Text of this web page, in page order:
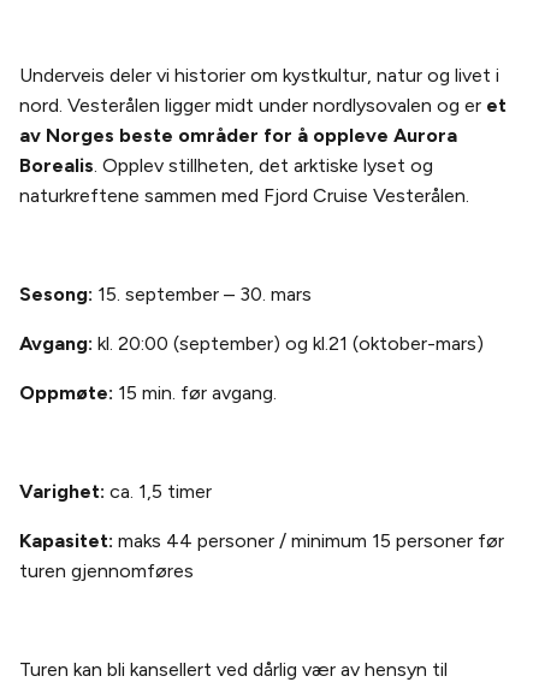
Underveis deler vi historier om kystkultur, natur og livet i
nord. Vesterålen ligger midt under nordlysovalen og er et
av Norges beste områder for å oppleve Aurora
Borealis . Opplev stillheten, det arktiske lyset og
naturkreftene sammen med Fjord Cruise Vesterålen.
Sesong: 15. september – 30. mars
Avgang: kl. 20:00 (september) og kl.21 (oktober-mars)
Oppmøte: 15 min. før avgang.
Varighet: ca. 1,5 timer
Kapasitet: maks 44 personer / minimum 15 personer før
turen gjennomføres
Turen kan bli kansellert ved dårlig vær av hensyn til